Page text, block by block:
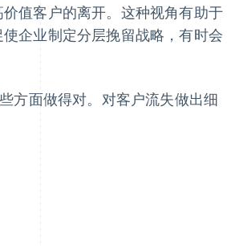
值客户的离开。这种视角有助于
企业制定分层挽留战略，有时会
方面做得对。对客户流失做出细